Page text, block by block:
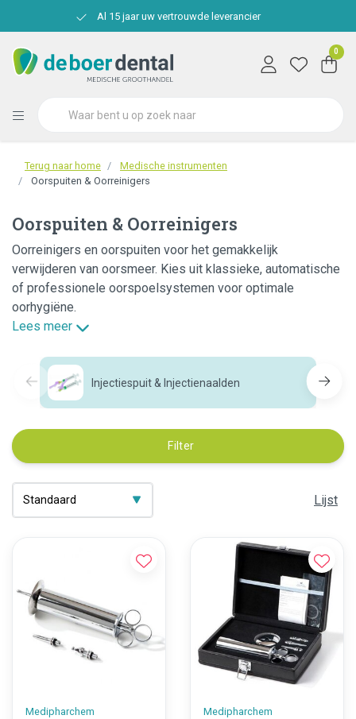
Al 15 jaar uw vertrouwde leverancier
0
Terug naar home
Medische instrumenten
Oorspuiten & Oorreinigers
Oorspuiten & Oorreinigers
Oorreinigers en oorspuiten voor het gemakkelijk
verwijderen van oorsmeer. Kies uit klassieke, automatische
of professionele oorspoelsystemen voor optimale
oorhygiëne.
Lees meer
Injectiespuit & Injectienaalden
Filter
Lijst
Medipharchem Medipharchem